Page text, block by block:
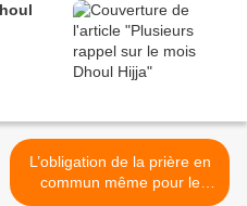
L’obligation de la prière en
commun même pour le